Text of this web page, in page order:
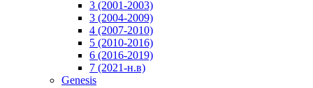
3 (2001-2003)
3 (2004-2009)
4 (2007-2010)
5 (2010-2016)
6 (2016-2019)
7 (2021-н.в)
Genesis